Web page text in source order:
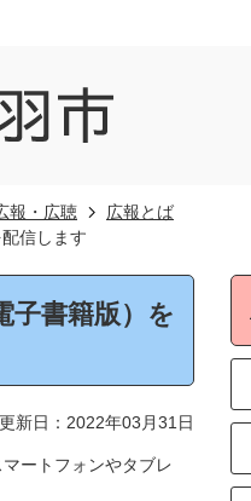
報・広聴
広報とば
信します
子書籍版）を
更新日：2022年03月31日
ートフォンやタブレ